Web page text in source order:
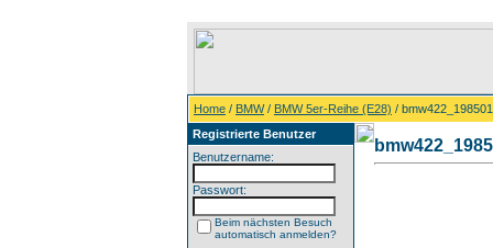
Home / BMW/ BMW 5er-Reihe (E28) /
Registrierte Benutzer
Benutzername:
Passwort:
Beim nächsten Besuch
automatisch anmelden?